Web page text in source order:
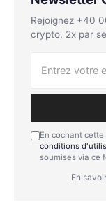
Rejoignez +40
crypto, 2x par
En cochant
conditions
soumises via ce
En